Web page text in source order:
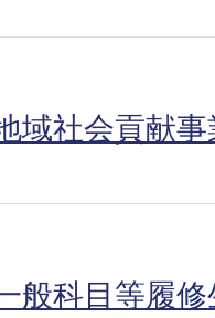
社会貢献事
科目等履修